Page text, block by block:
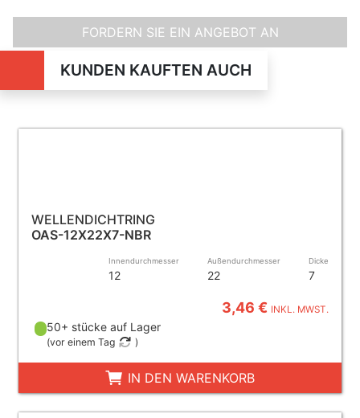
FORDERN SIE EIN ANGEBOT AN
KUNDEN KAUFTEN AUCH
WELLENDICHTRING
OAS-12X22X7-NBR
Innendurchmesser
12
Außendurchmesser
22
Dicke
7
3,46 € INKL. MWST.
50+ stücke auf Lager
(vor einem Tag )
IN DEN WARENKORB